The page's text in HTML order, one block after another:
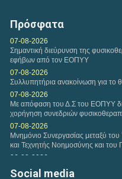
ΕΚΔΗΛΩΣΗΣ
Πρόσφατα
07-08-2026
Σημαντική διεύρυνση της
εφήβων από τον ΕΟΠΥΥ
07-08-2026
Συλλυπητήρια ανακοίνωση για το
07-08-2026
Με απόφαση του Δ.Σ του ΕΟΠΥΥ
χορήγηση συνεδριών
07-08-2026
Μνημόνιο Συνεργασίας μεταξύ
και Τεχνητής Νοημοσύνης και του
06-08-2026
Ανώτατης Εκπαίδευσης Νίκο
Social media